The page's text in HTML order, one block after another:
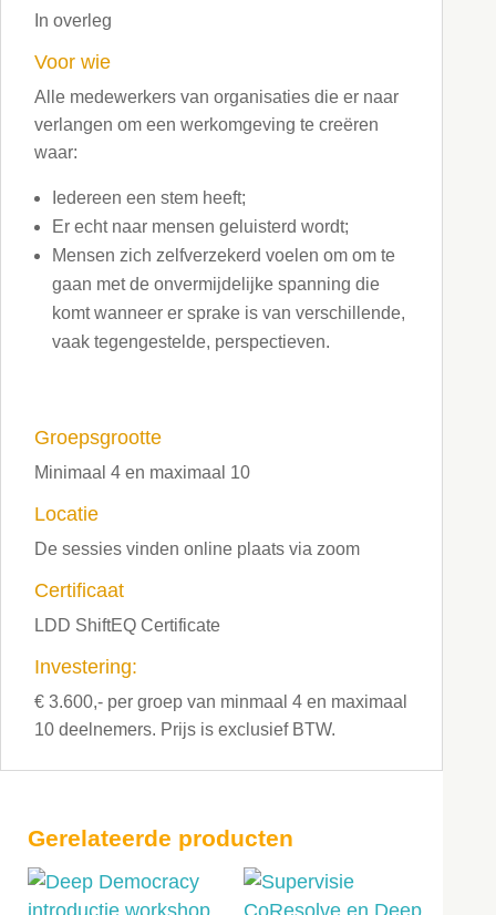
In overleg
Voor wie
Alle medewerkers van organisaties die er naar
verlangen om een werkomgeving te creëren
waar:
Iedereen een stem heeft;
Er echt naar mensen geluisterd wordt;
Mensen zich zelfverzekerd voelen om om te
gaan met de onvermijdelijke spanning die
komt wanneer er sprake is van verschillende,
vaak tegengestelde, perspectieven.
Groepsgrootte
Minimaal 4 en maximaal 10
Locatie
De sessies vinden online plaats via zoom
Certificaat
LDD ShiftEQ Certificate
Investering:
€ 3.600,- per groep van minmaal 4 en maximaal
10 deelnemers. Prijs is exclusief BTW.
Gerelateerde producten